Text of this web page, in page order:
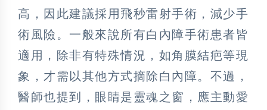
高，因此建議採用飛秒雷射手術，減少手
術風險。一般來說所有白內障手術患者皆
適用，除非有特殊情況，如角膜結疤等現
象，才需以其他方式摘除白內障。不過，
醫師也提到，眼睛是靈魂之窗，應主動愛